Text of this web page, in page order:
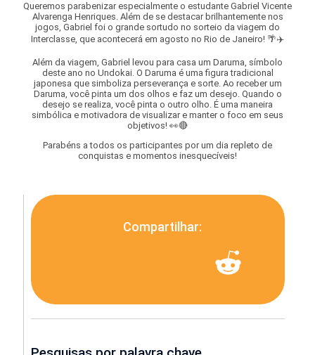
Queremos parabenizar especialmente o estudante Gabriel Vicente
Alvarenga Henriques. Além de se destacar brilhantemente nos
jogos, Gabriel foi o grande sortudo no sorteio da viagem do
Interclasse, que acontecerá em agosto no Rio de Janeiro! 🌴✈️
Além da viagem, Gabriel levou para casa um Daruma, símbolo
deste ano no Undokai. O Daruma é uma figura tradicional
japonesa que simboliza perseverança e sorte. Ao receber um
Daruma, você pinta um dos olhos e faz um desejo. Quando o
desejo se realiza, você pinta o outro olho. É uma maneira
simbólica e motivadora de visualizar e manter o foco em seus
objetivos! 👀🔴
Parabéns a todos os participantes por um dia repleto de
conquistas e momentos inesquecíveis!
Compartilhar: